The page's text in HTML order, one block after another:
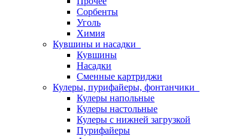
Сорбенты
Уголь
Химия
Кувшины и насадки
Кувшины
Насадки
Сменные картриджи
Кулеры, пурифайеры, фонтанчики
Кулеры напольные
Кулеры настольные
Кулеры с нижней загрузкой
Пурифайеры